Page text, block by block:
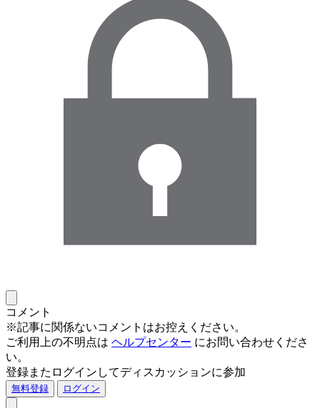
コメント
※記事に関係ないコメントはお控えください。
ご利用上の不明点は ヘルプセンター にお問い合わせくださ
い。
登録またログインしてディスカッションに参加
無料登録 ログイン